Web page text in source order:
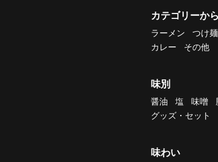
カテゴリーか
ラーメン つけ麺
カレー
その他
味別
醤油 塩 味噌
グッズ・セット
味わい